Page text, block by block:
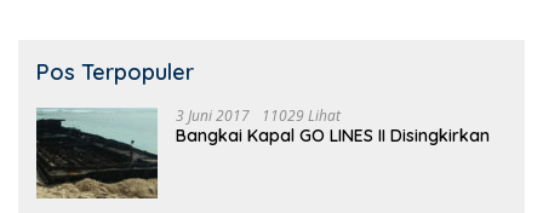
Pos Terpopuler
3 Juni 2017 11029 Lihat
Bangkai Kapal GO LINES II Disingkirkan